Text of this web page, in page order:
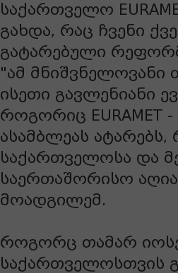
საქართველო
გახდა, რაც ჩვენი
გატარებული
"ამ
ისეთი გავლენიანი
როგორიც EURAMET
ასამბლეას
საქართველოსა და
საერთაშორისო
მოადგილემ.
როგორც თამარ
საქართველოსთვის